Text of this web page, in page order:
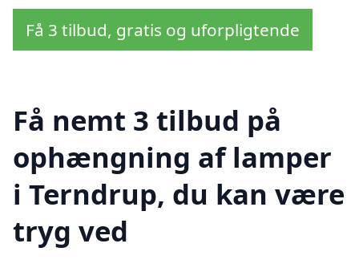
Få 3 tilbud, gratis og uforpligtende
Få nemt 3 tilbud på
ophængning af lamper
i Terndrup, du kan være
tryg ved